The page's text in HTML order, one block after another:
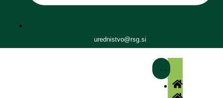
urednistvo@rsg.si